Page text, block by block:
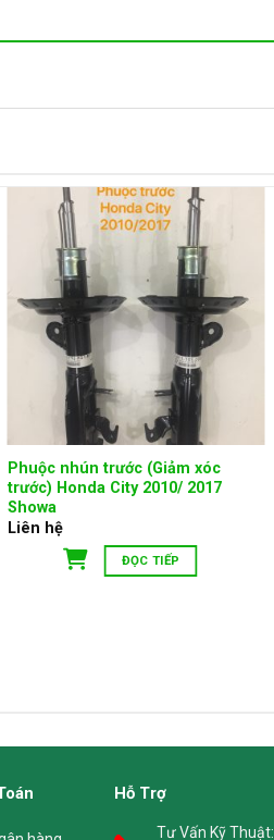
Phuộc nhún trước (Giảm xóc
trước) Honda City 2010/ 2017
Showa
Liên hệ
ĐỌC TIẾP
Hỗ Trợ
Tư Vấn Kỹ Thuật: